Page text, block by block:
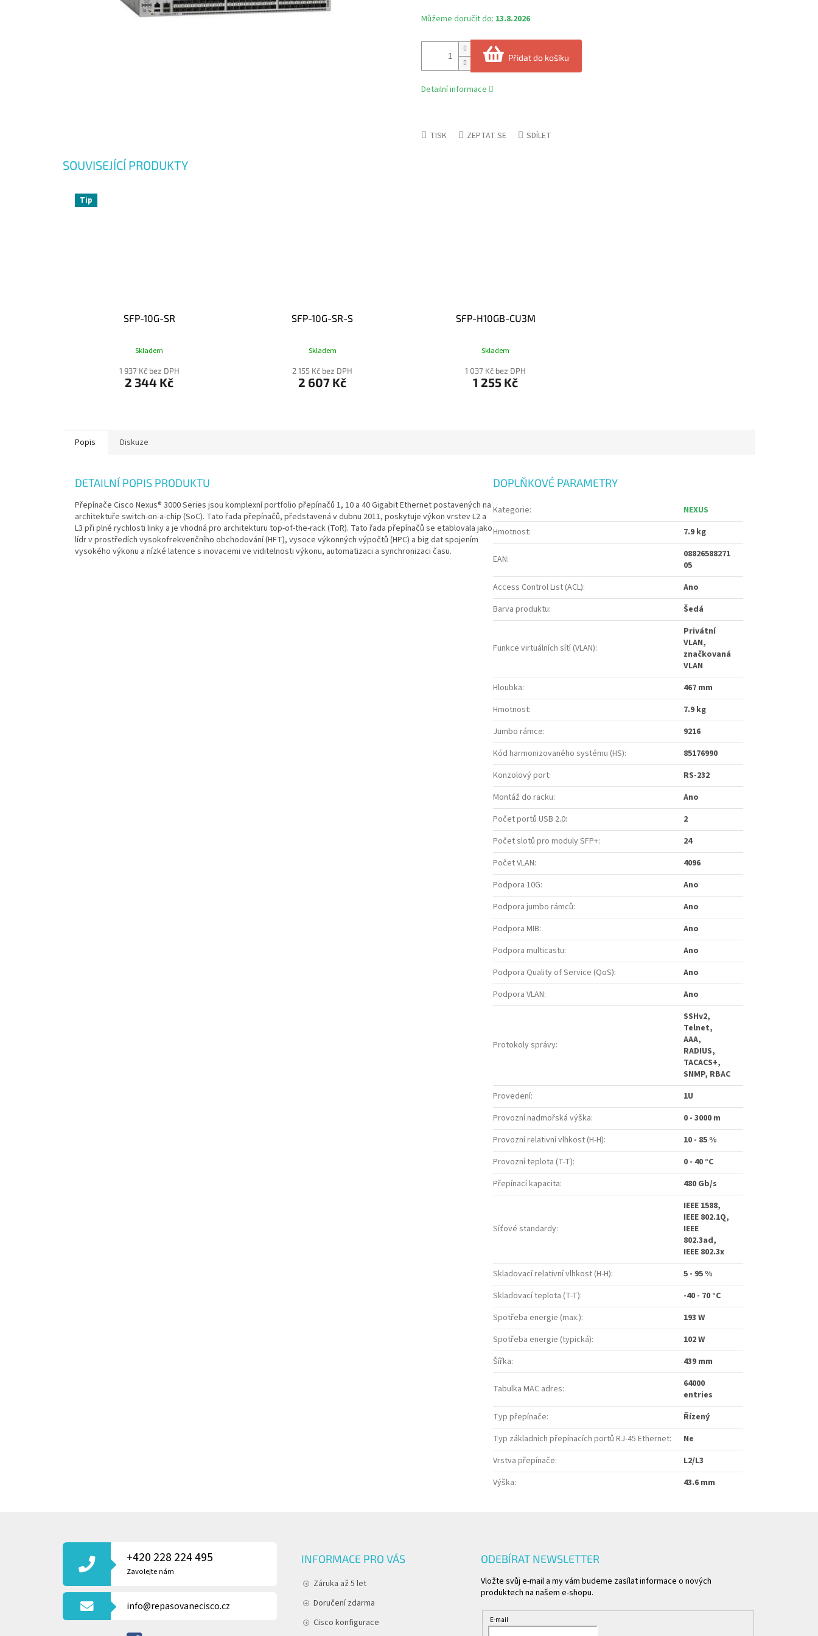
Můžeme doručit do: 13.8.2026
Přidat do košíku
Detailní informace
TISK ZEPTAT SE SDÍLET
SOUVISEJÍCÍ PRODUKTY
Tip
SFP-10G-SR
Skladem
1 937 Kč bez DPH
2 344 Kč
SFP-10G-SR-S
Skladem
2 155 Kč bez DPH
2 607 Kč
SFP-H10GB-CU3M
Skladem
1 037 Kč bez DPH
1 255 Kč
Popis Diskuze
DETAILNÍ POPIS PRODUKTU
Přepínače Cisco Nexus® 3000 Series jsou komplexní portfolio přepínačů 1, 10 a 40 Gigabit Ethernet postavených na
architektuře switch-on-a-chip (SoC). Tato řada přepínačů, představená v dubnu 2011, poskytuje výkon vrstev L2 a
L3 při plné rychlosti linky a je vhodná pro architekturu top-of-the-rack (ToR). Tato řada přepínačů se etablovala jako
lídr v prostředích vysokofrekvenčního obchodování (HFT), vysoce výkonných výpočtů (HPC) a big dat spojením
vysokého výkonu a nízké latence s inovacemi ve viditelnosti výkonu, automatizaci a synchronizaci času.
DOPLŇKOVÉ PARAMETRY
Kategorie:
NEXUS
Hmotnost: 7.9 kg
EAN:
08826588271
05
Access Control List (ACL):
Ano
Barva produktu: Šedá
Funkce virtuálních sítí (VLAN):
Privátní
VLAN,
značkovaná
VLAN
Hloubka:
467 mm
Hmotnost:
7.9 kg
Jumbo rámce:
9216
Kód harmonizovaného systému (HS):
85176990
Konzolový port:
RS-232
Montáž do racku:
Ano
Počet portů USB 2.0:
2
Počet slotů pro moduly SFP+:
24
Počet VLAN:
4096
Podpora 10G:
Ano
Podpora jumbo rámců:
Ano
Podpora MIB:
Ano
Podpora multicastu:
Ano
Podpora Quality of Service (QoS):
Ano
Podpora VLAN: Ano
Protokoly správy:
SSHv2,
Telnet,
AAA,
RADIUS,
TACACS+,
SNMP, RBAC
Provedení:
1U
Provozní nadmořská výška:
0 - 3000 m
Provozní relativní vlhkost (H-H):
10 - 85 %
Provozní teplota (T-T):
0 - 40 °C
Přepínací kapacita: 480 Gb/s
Síťové standardy:
IEEE 1588,
IEEE 802.1Q,
IEEE
802.3ad,
IEEE 802.3x
Skladovací relativní vlhkost (H-H):
5 - 95 %
Skladovací teplota (T-T):
-40 - 70 °C
Spotřeba energie (max.):
193 W
Spotřeba energie (typická):
102 W
Šířka: 439 mm
Tabulka MAC adres:
64000
entries
Typ přepínače:
Řízený
Typ základních přepínacích portů RJ-45 Ethernet:
Ne
Vrstva přepínače:
L2/L3
Výška: 43.6 mm
+420 228 224 495
Zavolejte nám
info@repasovanecisco.cz
INFORMACE PRO VÁS
Záruka až 5 let
Doručení zdarma
Cisco konfigurace
ODEBÍRAT NEWSLETTER
Vložte svůj e-mail a my vám budeme zasílat informace o nových
produktech na našem e-shopu.
E-mail